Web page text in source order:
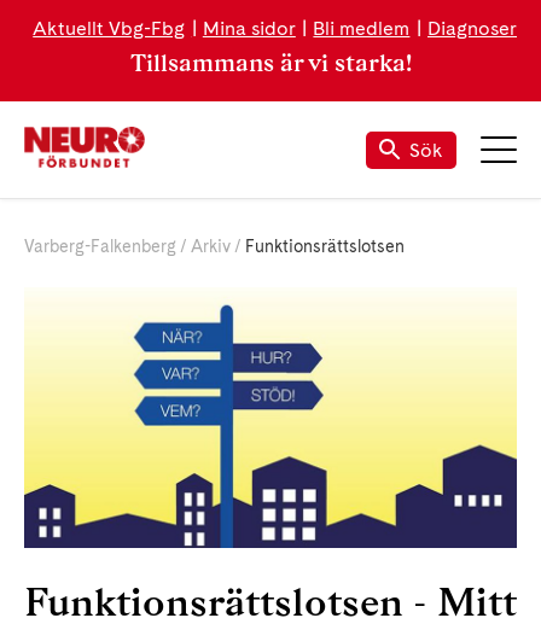
Aktuellt Vbg-Fbg Mina sidor Bli medlem Diagnoser
Tillsammans är vi starka!
Sök
Varberg-Falkenberg Arkiv Funktionsrättslotsen
Funktionsrättslotsen - Mitt